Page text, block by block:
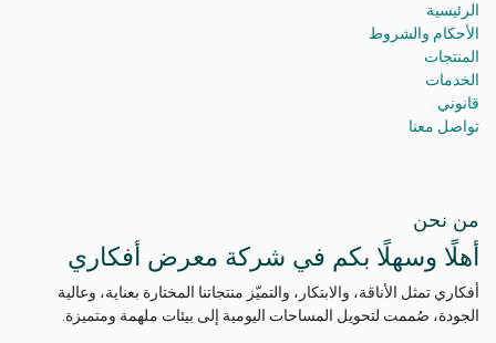
الرئيسية
الأحكام والشروط
المنتجات
الخدمات
قانوني
تواصل معنا
من نحن
أهلًا وسهلًا بكم في شركة معرض أفكاري
أفكاري تمثل الأناقة، والابتكار، والتميّز منتجاتنا المختارة بعناية، وعالية
الجودة، صُممت لتحويل المساحات اليومية إلى بيئات ملهمة ومتميزة.